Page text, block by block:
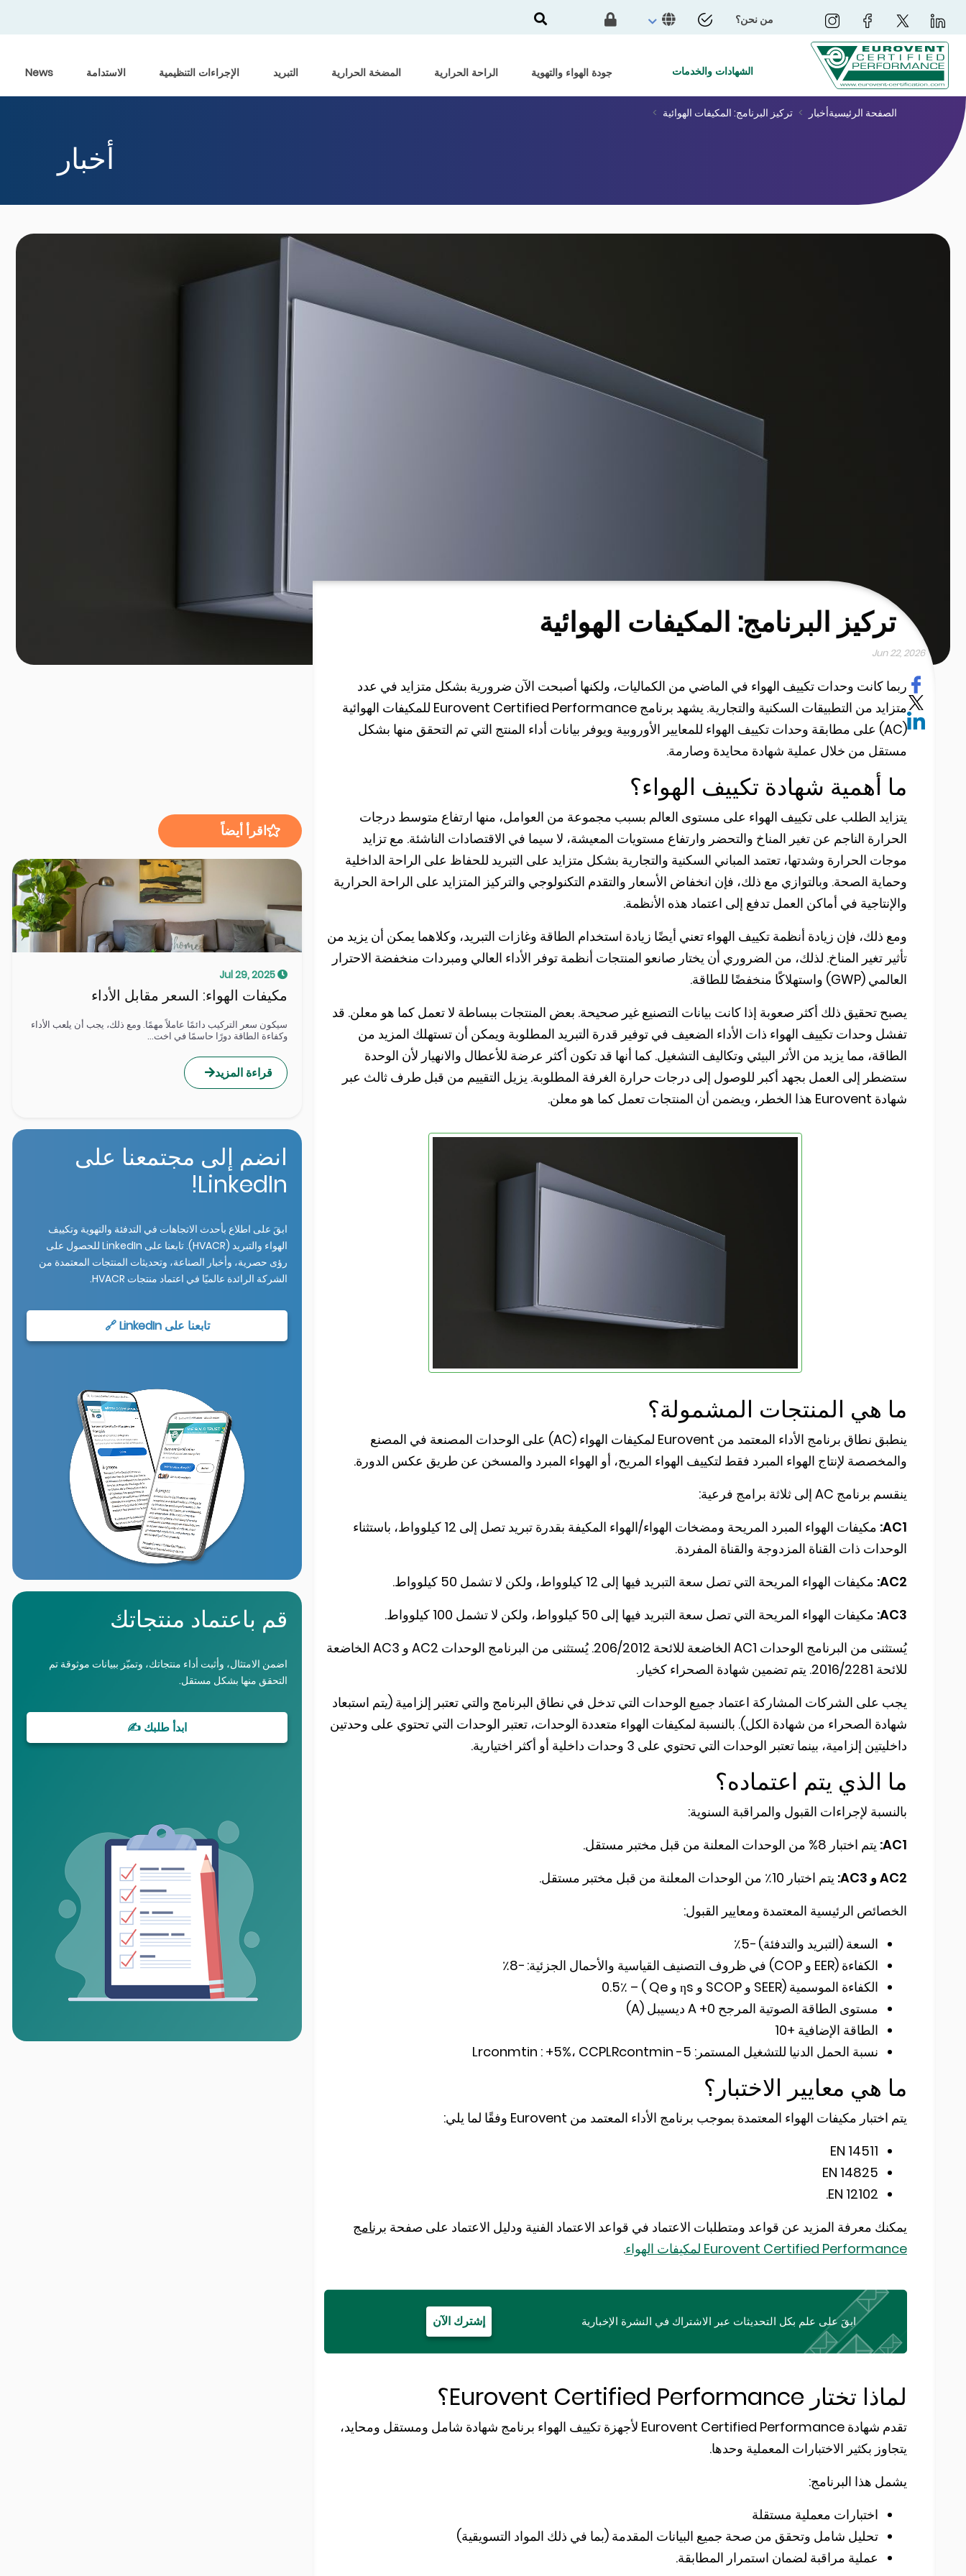
من نحن؟
الشهادات والخدمات جودة الهواء والتهوية الراحة الحرارية المضخة الحرارية التبريد الإجراءات التنظيمية الاستدامة News
الصفحة الرئيسيةأخبار تركيز البرنامج: المكيفات الهوائية
أخبار
تركيز البرنامج: المكيفات الهوائية
Jun 22, 2026
ربما كانت وحدات تكييف الهواء في الماضي من الكماليات، ولكنها أصبحت الآن ضرورية بشكل متزايد في عدد
متزايد من التطبيقات السكنية والتجارية. يشهد برنامج Eurovent Certified Performance للمكيفات الهوائية
(AC) على مطابقة وحدات تكييف الهواء للمعايير الأوروبية ويوفر بيانات أداء المنتج التي تم التحقق منها بشكل
مستقل من خلال عملية شهادة محايدة وصارمة.
ما أهمية شهادة تكييف الهواء؟
يتزايد الطلب على تكييف الهواء على مستوى العالم بسبب مجموعة من العوامل، منها ارتفاع متوسط درجات
الحرارة الناجم عن تغير المناخ والتحضر وارتفاع مستويات المعيشة، لا سيما في الاقتصادات الناشئة. مع تزايد
موجات الحرارة وشدتها، تعتمد المباني السكنية والتجارية بشكل متزايد على التبريد للحفاظ على الراحة الداخلية
وحماية الصحة. وبالتوازي مع ذلك، فإن انخفاض الأسعار والتقدم التكنولوجي والتركيز المتزايد على الراحة الحرارية
والإنتاجية في أماكن العمل تدفع إلى اعتماد هذه الأنظمة.
ومع ذلك، فإن زيادة أنظمة تكييف الهواء تعني أيضًا زيادة استخدام الطاقة وغازات التبريد، وكلاهما يمكن أن يزيد من
تأثير تغير المناخ. لذلك، من الضروري أن يختار صانعو المنتجات أنظمة توفر الأداء العالي ومبردات منخفضة الاحترار
العالمي (GWP) واستهلاكًا منخفضًا للطاقة.
يصبح تحقيق ذلك أكثر صعوبة إذا كانت بيانات التصنيع غير صحيحة. بعض المنتجات ببساطة لا تعمل كما هو معلن. قد
تفشل وحدات تكييف الهواء ذات الأداء الضعيف في توفير قدرة التبريد المطلوبة ويمكن أن تستهلك المزيد من
الطاقة، مما يزيد من الأثر البيئي وتكاليف التشغيل. كما أنها قد تكون أكثر عرضة للأعطال والانهيار لأن الوحدة
ستضطر إلى العمل بجهد أكبر للوصول إلى درجات حرارة الغرفة المطلوبة. يزيل التقييم من قبل طرف ثالث عبر
شهادة Eurovent هذا الخطر، ويضمن أن المنتجات تعمل كما هو معلن.
ما هي المنتجات المشمولة؟
ينطبق نطاق برنامج الأداء المعتمد من Eurovent لمكيفات الهواء (AC) على الوحدات المصنعة في المصنع
والمخصصة لإنتاج الهواء المبرد فقط لتكييف الهواء المريح، أو الهواء المبرد والمسخن عن طريق عكس الدورة.
ينقسم برنامج AC إلى ثلاثة برامج فرعية:
AC1:
مكيفات الهواء المبرد المريحة ومضخات الهواء/الهواء المكيفة بقدرة تبريد تصل إلى 12 كيلوواط، باستثناء
الوحدات ذات القناة المزدوجة والقناة المفردة.
AC2: مكيفات الهواء المريحة التي تصل سعة التبريد فيها إلى 12 كيلوواط، ولكن لا تشمل 50 كيلوواط.
AC3: مكيفات الهواء المريحة التي تصل سعة التبريد فيها إلى 50 كيلوواط، ولكن لا تشمل 100 كيلوواط.
يُستثنى من البرنامج الوحدات AC1 الخاضعة للائحة 206/2012. يُستثنى من البرنامج الوحدات AC2 و AC3 الخاضعة
للائحة 2016/2281. يتم تضمين شهادة الصحراء كخيار.
يجب على الشركات المشاركة اعتماد جميع الوحدات التي تدخل في نطاق البرنامج والتي تعتبر إلزامية (يتم استبعاد
شهادة الصحراء من شهادة الكل). بالنسبة لمكيفات الهواء متعددة الوحدات، تعتبر الوحدات التي تحتوي على وحدتين
داخليتين إلزامية، بينما تعتبر الوحدات التي تحتوي على 3 وحدات داخلية أو أكثر اختيارية.
ما الذي يتم اعتماده؟
بالنسبة لإجراءات القبول والمراقبة السنوية:
AC1: يتم اختبار 8% من الوحدات المعلنة من قبل مختبر مستقل.
AC2 و AC3:
يتم اختبار 10٪ من الوحدات المعلنة من قبل مختبر مستقل.
الخصائص الرئيسية المعتمدة ومعايير القبول:
السعة (التبريد والتدفئة) −5٪
الكفاءة (EER و COP) في ظروف التصنيف القياسية والأحمال الجزئية: −8٪
الكفاءة الموسمية (SEER و SCOP و ƞs و Qe ) – 0.5٪
مستوى الطاقة الصوتية المرجح A +0 ديسيبل (A)
الطاقة الإضافية +10
نسبة الحمل الدنيا للتشغيل المستمر: Lrconmtin : +5%، CCPLRcontmin -5
ما هي معايير الاختبار؟
يتم اختبار مكيفات الهواء المعتمدة بموجب برنامج الأداء المعتمد من Eurovent وفقًا لما يلي:
EN 14511
EN 14825
EN 12102.
يمكنك معرفة المزيد عن قواعد ومتطلبات الاعتماد في قواعد الاعتماد الفنية ودليل الاعتماد على صفحة برنامج
Eurovent Certified Performance لمكيفات الهواء
.
ابقَ على علم بكل التحديثات عبر الاشتراك في النشرة الإخبارية إشترك الآن
لماذا تختار Eurovent Certified Performance؟
تقدم شهادة Eurovent Certified Performance لأجهزة تكييف الهواء برنامج شهادة شامل ومستقل ومحايد،
يتجاوز بكثير الاختبارات المعملية وحدها.
يشمل هذا البرنامج:
اختبارات معملية مستقلة
تحليل شامل وتحقق من صحة جميع البيانات المقدمة (بما في ذلك المواد التسويقية)
عملية مراقبة لضمان استمرار المطابقة.
اقرأ أيضاً
Jul 29, 2025
مكيفات الهواء: السعر مقابل الأداء
سيكون سعر التركيب دائمًا عاملاً مهمًا. ومع ذلك، يجب أن يلعب الأداء
وكفاءة الطاقة دورًا حاسمًا في اخت...
قراءة المزيد
انضم إلى مجتمعنا على
LinkedIn!
ابقَ على اطلاع بأحدث الاتجاهات في التدفئة والتهوية وتكييف
الهواء والتبريد (HVACR). تابعنا على LinkedIn للحصول على
رؤى حصرية، وأخبار الصناعة، وتحديثات المنتجات المعتمدة من
الشركة الرائدة عالميًا في اعتماد منتجات HVACR.
تابعنا على LinkedIn 🔗
قم باعتماد منتجاتك
اضمن الامتثال، وأثبت أداء منتجاتك، وتميّز ببيانات موثوقة تم
التحقق منها بشكل مستقل.
ابدأ طلبك ✍